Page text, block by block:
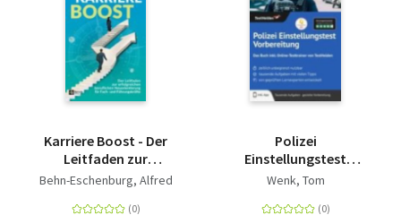
Karriere Boost - Der
Leitfaden zur
erfolgreichen
Behn-Eschenburg, Alfred
Polizei
Einstellungstest
Vorbereitung: Das
Wenk, Tom